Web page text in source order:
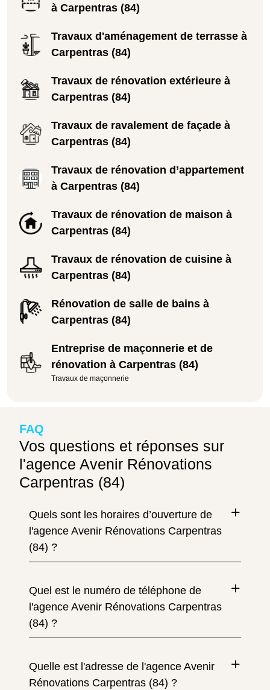
à Carpentras (84)
Travaux d'aménagement de terrasse à
Carpentras (84)
Travaux de rénovation extérieure à
Carpentras (84)
Travaux de ravalement de façade à
Carpentras (84)
Travaux de rénovation d’appartement
à Carpentras (84)
Travaux de rénovation de maison à
Carpentras (84)
Travaux de rénovation de cuisine à
Carpentras (84)
Rénovation de salle de bains à
Carpentras (84)
Entreprise de maçonnerie et de
rénovation à Carpentras (84)
Travaux de maçonnerie
FAQ
Vos questions et réponses sur
l'agence Avenir Rénovations
Carpentras (84)
Quels sont les horaires d’ouverture de
l'agence Avenir Rénovations Carpentras
(84) ?
Quel est le numéro de téléphone de
l'agence Avenir Rénovations Carpentras
(84) ?
Quelle est l'adresse de l'agence Avenir
Rénovations Carpentras (84) ?